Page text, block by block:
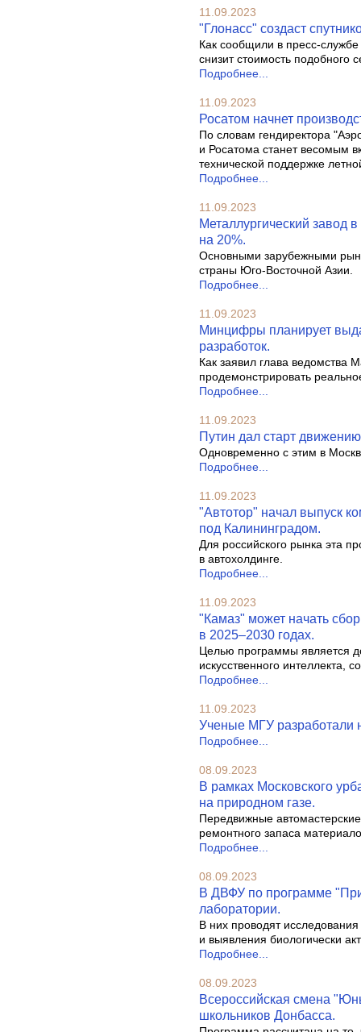
11.09.2023
"Глонасс" создаст
Как сообщили в пресс-службе
снизит стоимость
Подробнее...
11.09.2023
Росатом начнет
По словам гендиректора
и Росатома станет весомым
технической поддержке
Подробнее...
11.09.2023
Металлургический завод
на 20%.
Основными зарубежными
страны Юго-Восточной Азии.
Подробнее...
11.09.2023
Минцифры планирует
разработок.
Как заявил глава ведомства
продемонстрировать
Подробнее...
11.09.2023
Путин дал старт
Одновременно с этим в
Подробнее...
11.09.2023
"Автотор" начал выпуск
под Калининградом.
Для российского рынка эта
в автохолдинге.
Подробнее...
11.09.2023
"Камаз" может начать
в 2025–2030 годах.
Целью программы является
искусственного интеллекта,
Подробнее...
11.09.2023
Ученые МГУ разработали
Подробнее...
08.09.2023
В рамках Московского
на природном газе.
Передвижные
ремонтного запаса
Подробнее...
08.09.2023
В ДВФУ по программе
лаборатории.
В них проводят
и выявления биологически
Подробнее...
08.09.2023
Всероссийская смена
школьников Донбасса.